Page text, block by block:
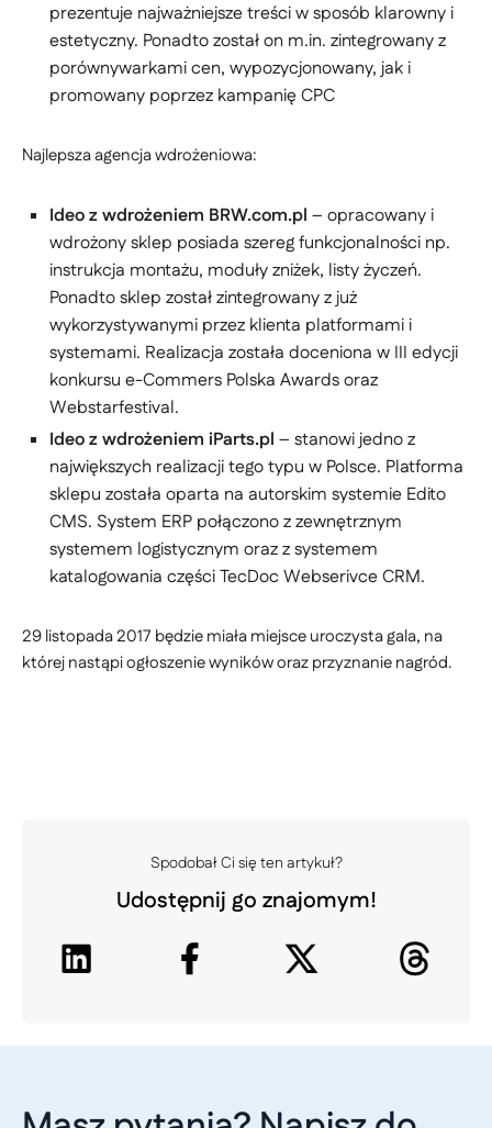
prezentuje najważniejsze treści w sposób klarowny i
estetyczny. Ponadto został on m.in. zintegrowany z
porównywarkami cen, wypozycjonowany, jak i
promowany poprzez kampanię CPC
Najlepsza agencja wdrożeniowa:
Ideo z wdrożeniem BRW.com.pl – opracowany i
wdrożony sklep posiada szereg funkcjonalności np.
instrukcja montażu, moduły zniżek, listy życzeń.
Ponadto sklep został zintegrowany z już
wykorzystywanymi przez klienta platformami i
systemami. Realizacja została doceniona w III edycji
konkursu e-Commers Polska Awards oraz
Webstarfestival.
Ideo z wdrożeniem iParts.pl – stanowi jedno z
największych realizacji tego typu w Polsce. Platforma
sklepu została oparta na autorskim systemie Edito
CMS. System ERP połączono z zewnętrznym
systemem logistycznym oraz z systemem
katalogowania części TecDoc Webserivce CRM.
29 listopada 2017 będzie miała miejsce uroczysta gala, na
której nastąpi ogłoszenie wyników oraz przyznanie nagród.
Spodobał Ci się ten artykuł?
Udostępnij go znajomym!